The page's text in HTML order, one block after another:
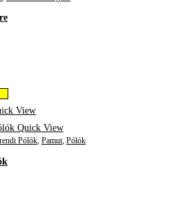
View
Quick View
Pólók, Pamut, Pólók